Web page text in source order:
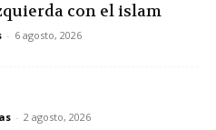
con el islam
- 6 agosto, 2026
- 2 agosto, 2026